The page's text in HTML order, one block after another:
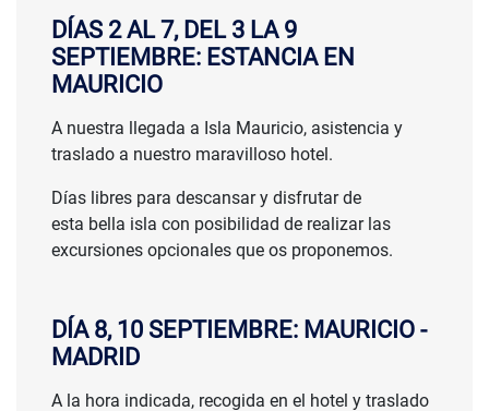
DÍAS 2 AL 7, DEL 3 LA 9
SEPTIEMBRE: ESTANCIA EN
MAURICIO
A nuestra llegada a Isla Mauricio, asistencia y
traslado a nuestro maravilloso hotel.
Días libres para descansar y disfrutar de
esta bella isla con posibilidad de realizar las
excursiones opcionales que os proponemos.
DÍA 8, 10 SEPTIEMBRE: MAURICIO -
MADRID
A la hora indicada, recogida en el hotel y traslado